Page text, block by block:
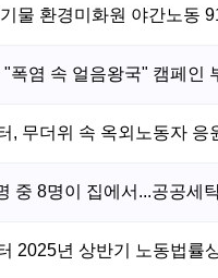
물 환경미화원 야간노동
폭염 속 얼음왕국" 캠페인
, 무더위 속 옥외노동자 응
중 8명이 집에서...공공세
2025년 상반기 노동법률